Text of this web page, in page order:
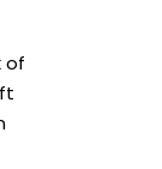
of